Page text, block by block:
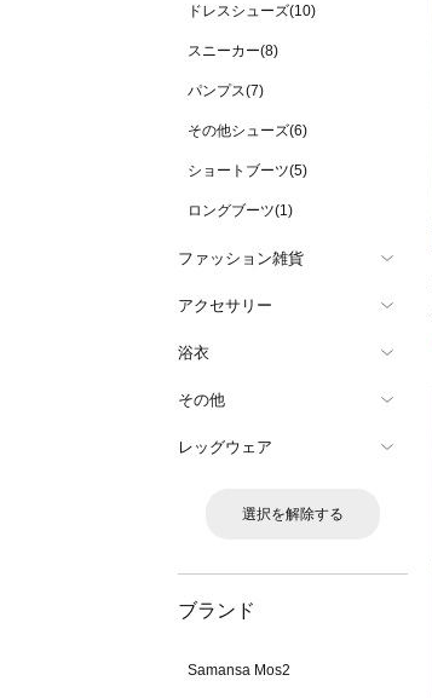
ドレスシューズ(10)
スニーカー(8)
パンプス(7)
その他シューズ(6)
ショートブーツ(5)
ロングブーツ(1)
ファッション雑貨
アクセサリー
浴衣
その他
レッグウェア
選択を解除する
ブランド
Samansa Mos2